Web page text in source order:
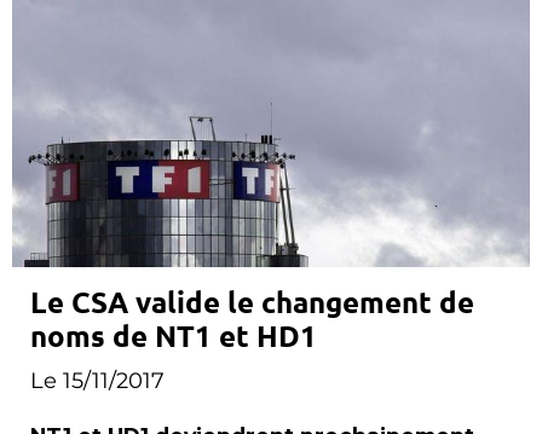
Le CSA valide le changement de
noms de NT1 et HD1
Le 15/11/2017